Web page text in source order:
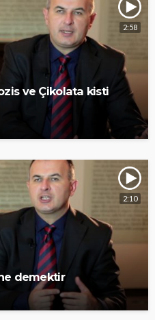
2:58
ve Çikolata kisti
2:10
demektir